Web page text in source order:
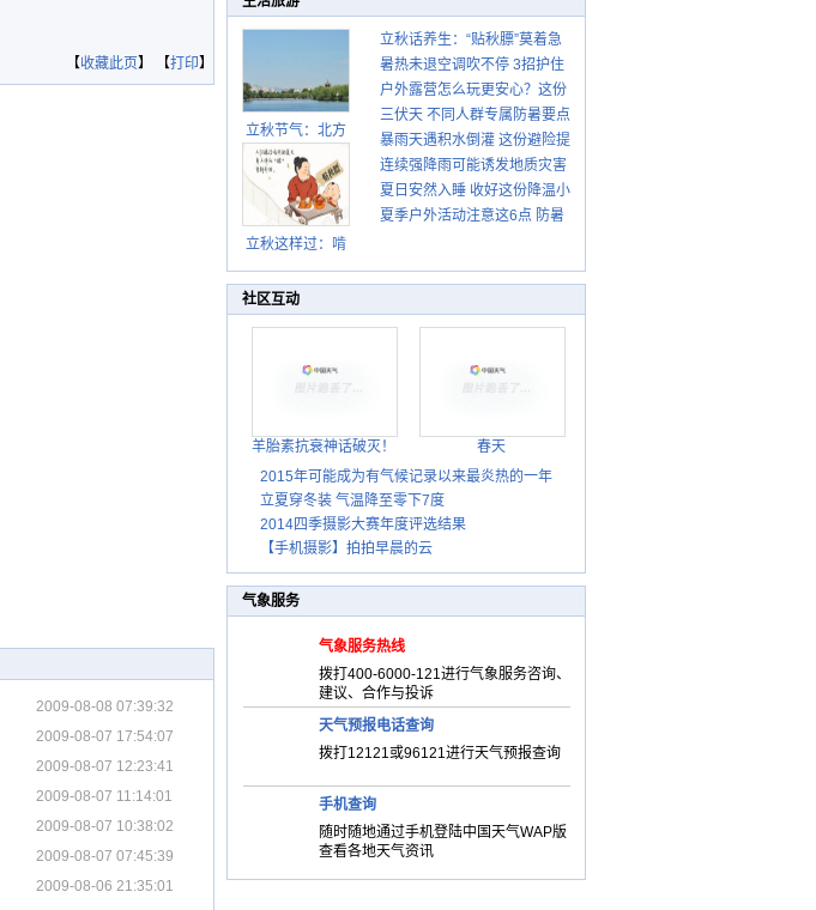
【收藏此页】 【打印】
2009-08-08 07:39:32
2009-08-07 17:54:07
2009-08-07 12:23:41
2009-08-07 11:14:01
2009-08-07 10:38:02
2009-08-07 07:45:39
2009-08-06 21:35:01
立秋节气：北方
逐渐转凉 南方暑
热仍盛
立秋这样过：啃
祝丰收迎秋来
立秋话养生：“贴秋膘”莫着急
先清暑再防燥
暑热未退空调吹不停 3招护住
肩颈不酸痛
户外露营怎么玩更安心？这份
攻略请收好
三伏天 不同人群专属防暑要点
请收好
暴雨天遇积水倒灌 这份避险提
示请收好
连续强降雨可能诱发地质灾害
这些前兆要知道
夏日安然入睡 收好这份降温小
贴士
夏季户外活动注意这6点 防暑
社区互动
羊胎素抗衰神话破灭！
春天
2015年可能成为有气候记录以来最炎热的一年
立夏穿冬装 气温降至零下7度
2014四季摄影大赛年度评选结果
【手机摄影】拍拍早晨的云
气象服务
气象服务热线
拨打400-6000-121进行气象服务咨询、
建议、合作与投诉
天气预报电话查询
拨打12121或96121进行天气预报查询
手机查询
随时随地通过手机登陆中国天气WAP版
查看各地天气资讯